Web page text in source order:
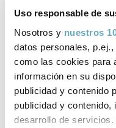
Uso responsable de
Nosotros y nuestros
datos personales,
como las cookies para
información en su
publicidad y contenido
publicidad y contenido,
desarrollo de
Enlaces de interés
Miseria del
Libros de
publicados por